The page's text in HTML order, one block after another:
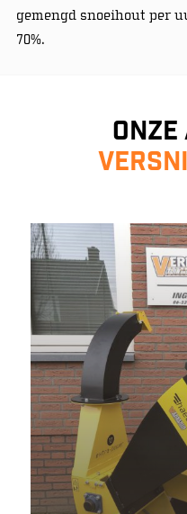
gemengd snoeihout per
70%.